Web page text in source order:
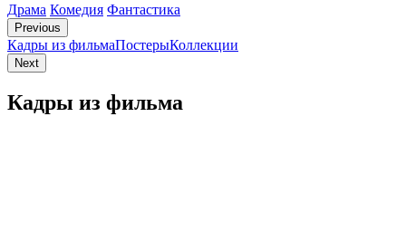
Драма Комедия Фантастика
Previous
Кадры из фильмaПостерыКоллекции
Next
Кадры из фильмa